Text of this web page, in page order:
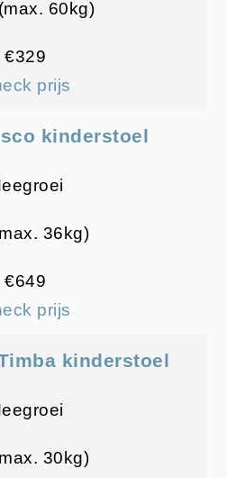
60kg)
€329
prijs
kinderstoel
36kg)
€649
prijs
kinderstoel
30kg)